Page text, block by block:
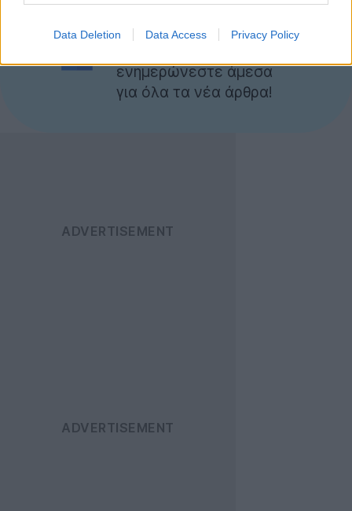
Data Deletion Data Access Privacy Policy
Ακολουθήστε το
Techgear.gr στο Google
ενημερώνεστε άμεσα
για όλα τα νέα άρθρα!